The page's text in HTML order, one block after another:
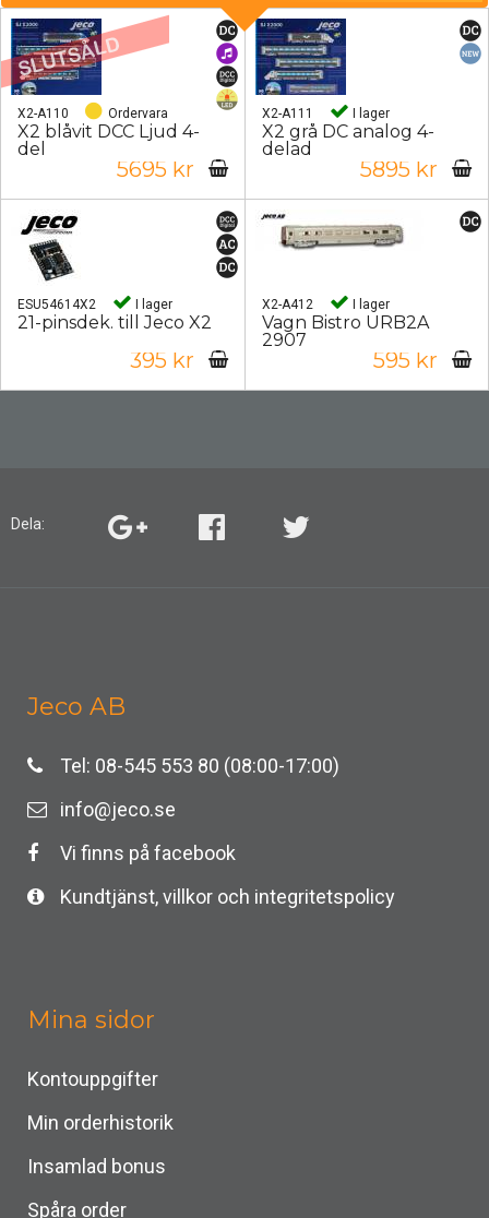
X2-A110 Ordervara
X2 blåvit DCC Ljud 4-
del
5695 kr
X2-A111 I lager
X2 grå DC analog 4-
delad
5895 kr
ESU54614X2 I lager
21-pinsdek. till Jeco X2
395 kr
X2-A412 I lager
Vagn Bistro URB2A
2907
595 kr
Dela:
Jeco AB
Tel: 08-545 553 80 (08:00-17:00)
info@jeco.se
Vi finns på facebook
Kundtjänst, villkor och integritetspolicy
Mina sidor
Kontouppgifter
Min orderhistorik
Insamlad bonus
Spåra order